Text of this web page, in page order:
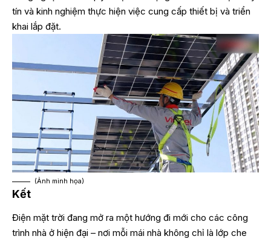
tín và kinh nghiệm thực hiện việc cung cấp thiết bị và triển
khai lắp đặt.
(Ảnh minh họa)
Kết
Điện mặt trời đang mở ra một hướng đi mới cho các công
trình nhà ở hiện đại – nơi mỗi mái nhà không chỉ là lớp che